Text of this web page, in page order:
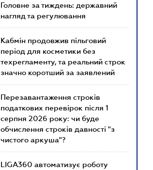
Головне за тиждень: державний
нагляд та регулювання
Кабмін продовжив пільговий
період для косметики без
техрегламенту, та реальний строк
значно коротший за заявлений
Перезавантаження строків
податкових перевірок після 1
серпня 2026 року: чи буде
обчислення строків давності "з
чистого аркуша"?
LIGA360 автоматизує роботу